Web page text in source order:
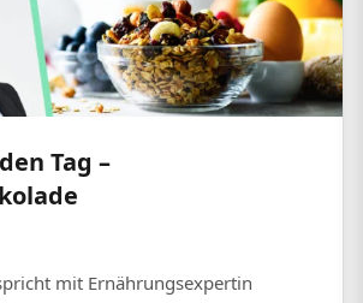
Tag –
mit Ernährungsexpertin